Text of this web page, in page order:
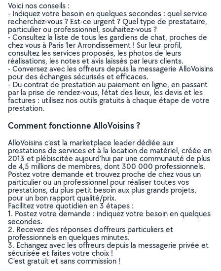
Voici nos conseils :
- Indiquez votre besoin en quelques secondes : quel service
recherchez-vous ? Est-ce urgent ? Quel type de prestataire,
particulier ou professionnel, souhaitez-vous ?
- Consultez la liste de tous les gardiens de chat, proches de
chez vous à Paris 1er Arrondissement ! Sur leur profil,
consultez les services proposés, les photos de leurs
réalisations, les notes et avis laissés par leurs clients.
- Conversez avec les offreurs depuis la messagerie AlloVoisins
pour des échanges sécurisés et efficaces.
- Du contrat de prestation au paiement en ligne, en passant
par la prise de rendez-vous, l’état des lieux, les devis et les
factures : utilisez nos outils gratuits à chaque étape de votre
prestation.
Comment fonctionne AlloVoisins ?
AlloVoisins c’est la marketplace leader dédiée aux
prestations de services et à la location de matériel, créée en
2013 et plébiscitée aujourd’hui par une communauté de plus
de 4,5 millions de membres, dont 300 000 professionnels.
Postez votre demande et trouvez proche de chez vous un
particulier ou un professionnel pour réaliser toutes vos
prestations, du plus petit besoin aux plus grands projets,
pour un bon rapport qualité/prix.
Facilitez votre quotidien en 3 étapes :
1. Postez votre demande : indiquez votre besoin en quelques
secondes.
2. Recevez des réponses d’offreurs particuliers et
professionnels en quelques minutes.
3. Echangez avec les offreurs depuis la messagerie privée et
sécurisée et faites votre choix !
C’est gratuit et sans commission !